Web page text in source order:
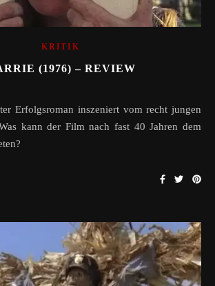
KRITIK
(1976) – REVIEW
kann der Film nach fast 40 Jahren dem